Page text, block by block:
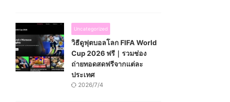
Uncategorized
วิธีดูฟุตบอลโลก FIFA World
Cup 2026 ฟรี｜รวมช่อง
ถ่ายทอดสดฟรีจากแต่ละ
ประเทศ
2026/7/4